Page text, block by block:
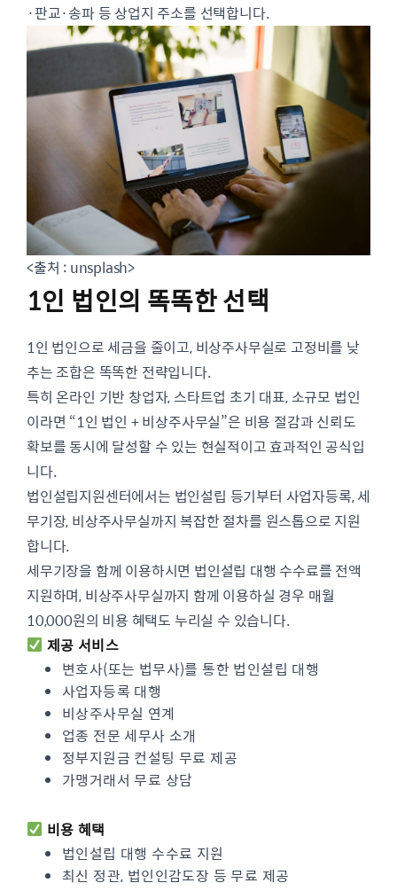
·판교·송파 등 상업지 주소를 선택합니다.
<출처 : unsplash>
1인 법인의 똑똑한 선택
1인 법인으로 세금을 줄이고, 비상주사무실로 고정비를 낮
추는 조합은 똑똑한 전략입니다.
특히 온라인 기반 창업자, 스타트업 초기 대표, 소규모 법인
이라면 “1인 법인 + 비상주사무실”은 비용 절감과 신뢰도
확보를 동시에 달성할 수 있는 현실적이고 효과적인 공식입
니다.
법인설립지원센터에서는 법인설립 등기부터 사업자등록, 세
무기장, 비상주사무실까지 복잡한 절차를 원스톱으로 지원
합니다.
세무기장을 함께 이용하시면 법인설립 대행 수수료를 전액
지원하며, 비상주사무실까지 함께 이용하실 경우 매월
10,000원의 비용 혜택도 누리실 수 있습니다.
제공 서비스
변호사(또는 법무사)를 통한 법인설립 대행
사업자등록 대행
비상주사무실 연계
업종 전문 세무사 소개
정부지원금 컨설팅 무료 제공
가맹거래서 무료 상담
비용 혜택
법인설립 대행 수수료 지원
최신 정관, 법인인감도장 등 무료 제공